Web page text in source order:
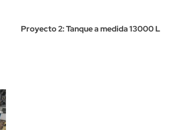
Proyecto 2: Tanque a medida 13000 L